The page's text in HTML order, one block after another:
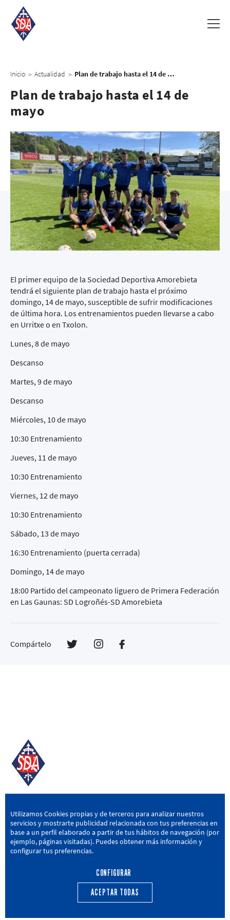
Inicio > Actualidad > Plan de trabajo hasta el 14 de mayo
Plan de trabajo hasta el 14 de
mayo
El primer equipo de la Sociedad Deportiva Amorebieta
tendrá el siguiente plan de trabajo hasta el próximo
domingo, 14 de mayo, susceptible de sufrir modificaciones
de última hora. Los entrenamientos pueden llevarse a cabo
en Urritxe o en Txolon.
Lunes, 8 de mayo
Descanso
Martes, 9 de mayo
Descanso
Miércoles, 10 de mayo
10:30 Entrenamiento
Jueves, 11 de mayo
10:30 Entrenamiento
Viernes, 12 de mayo
10:30 Entrenamiento
Sábado, 13 de mayo
16:30 Entrenamiento (puerta cerrada)
Domingo, 14 de mayo
18:00 Partido del campeonato liguero de Primera Federación
en Las Gaunas: SD Logroñés-SD Amorebieta
Compártelo
SD AMOREBIETA
San Miguel Kalea, 16, 48340 Amorebieta, Bizkaia
946 604 751 | sda@sdamorebieta.eus
CANTERA ACTUALIDAD
Utilizamos Cookies propias y de terceros para analizar nuestros
servicios y mostrarte publicidad relacionada con tus preferencias en
base a un perfil elaborado a partir de tus hábitos de navegación (por
ejemplo, páginas visitadas). Puedes obtener más información y
configurar tus preferencias.
CONFIGURAR
ACEPTAR TODAS